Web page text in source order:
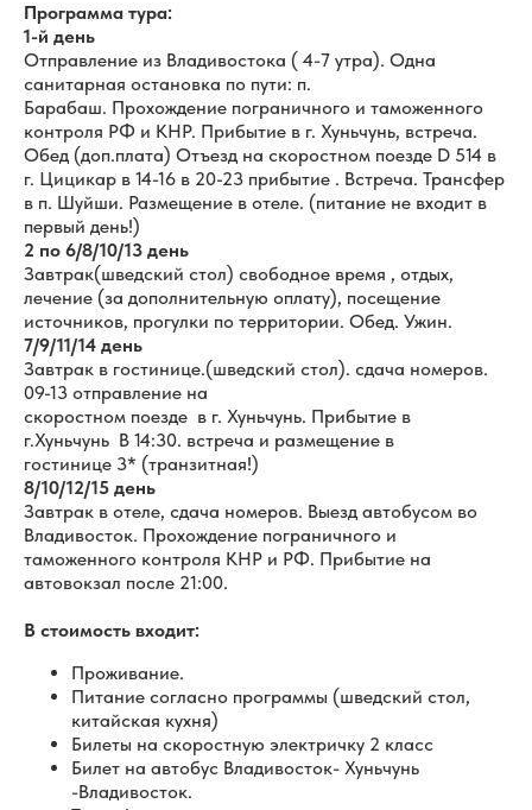
Программа тура:
1-й день
Отправление из Владивостока ( 4-7 утра). Одна
санитарная остановка по пути: п.
Барабаш. Прохождение пограничного и таможенного
контроля РФ и КНР. Прибытие в г. Хуньчунь, встреча.
Обед (доп.плата) Отъезд на скоростном поезде D 514 в
г. Цицикар в 14-16 в 20-23 прибытие . Встреча. Трансфер
в п. Шуйши. Размещение в отеле. (питание не входит в
первый день!)
2 по 6/8/10/13 день
Завтрак(шведский стол) свободное время , отдых,
лечение (за дополнительную оплату), посещение
источников, прогулки по территории. Обед. Ужин.
7/9/11/14 день
Завтрак в гостинице.(шведский стол). сдача номеров.
09-13 отправление на
скоростном поезде в г. Хуньчунь. Прибытие в
г.Хуньчунь В 14:30. встреча и размещение в
гостинице 3* (транзитная!)
8/10/12/15 день
Завтрак в отеле, сдача номеров. Выезд автобусом во
Владивосток. Прохождение пограничного и
таможенного контроля КНР и РФ. Прибытие на
автовокзал после 21:00.
В стоимость входит:
Проживание.
Питание согласно программы (шведский стол,
китайская кухня)
Билеты на скоростную электричку 2 класс
Билет на автобус Владивосток- Хуньчунь
-Владивосток.